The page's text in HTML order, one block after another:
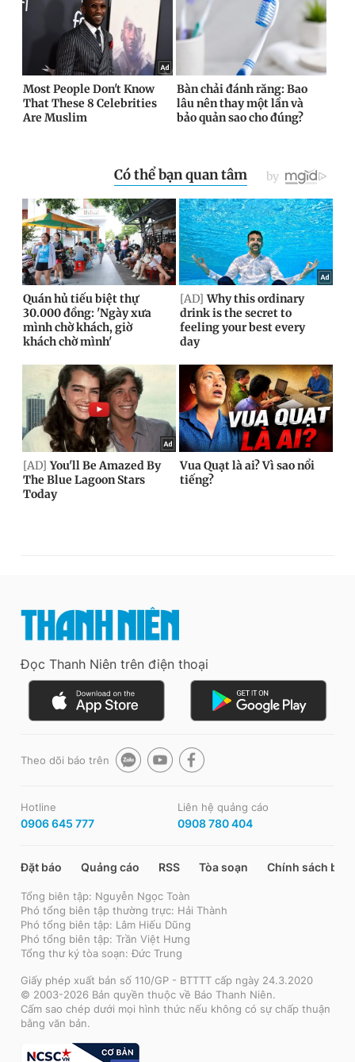
Đọc Thanh Niên trên điện thoại
Theo dõi báo trên
Hotline
0906 645 777
Liên hệ quảng cáo
0908 780 404
Đặt báo Quảng cáo RSS Tòa soạn Chính sách bảo
Tổng biên tập: Nguyễn Ngọc Toàn
Phó tổng biên tập thường trực: Hải Thành
Phó tổng biên tập: Lâm Hiếu Dũng
Phó tổng biên tập: Trần Việt Hưng
Tổng thư ký tòa soạn: Đức Trung
Giấy phép xuất bản số 110/GP - BTTTT cấp ngày 24.3.2020
© 2003-2026 Bản quyền thuộc về Báo Thanh Niên.
Cấm sao chép dưới mọi hình thức nếu không có sự chấp thuận
bằng văn bản.